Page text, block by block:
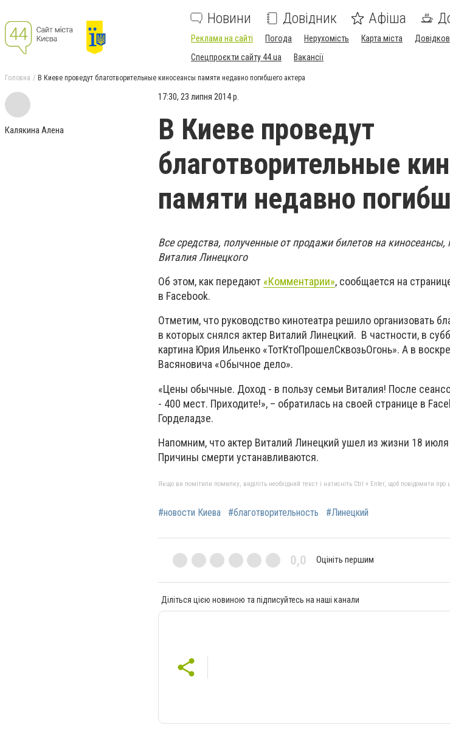
Новини Довідник Афіша
Реклама на сайті Погода Нерухомість Карта міста
Спецпроєкти сайту 44.ua
Вакансії
Головна В Киеве проведут благотворительные киносеансы памяти недавно погибшего актера
Калякина Алена
17:30, 23 липня 2014 р.
В Киеве проведут
благотворительные
памяти недавно
Все средства, полученные от продажи билетов на киносеансы,
Виталия Линецкого
Об этом, как передают «Комментарии», сообщается на
в Facebook.
Отметим, что руководство кинотеатра решило организовать
в которых снялся актер Виталий Линецкий. В частности, в
картина Юрия Ильенко «ТотКтоПрошелСквозьОгонь». А в
Васяновича «Обычное дело».
«Цены обычные. Доход - в пользу семьи Виталия! После
- 400 мест. Приходите!», – обратилась на своей странице в
Горделадзе.
Напомним, что актер Виталий Линецкий ушел из жизни 18
Причины смерти устанавливаются.
Якщо ви помітили помилку, виділіть необхідний текст і натисніть Ctrl + Enter, щоб повідомити про
#новости Киева #благотворительность #Линецкий
0,0 Оцініть першим
Діліться цією новиною та підписуйтесь на наші канали